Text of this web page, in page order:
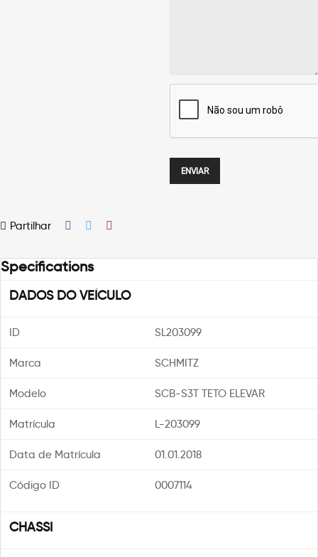
Partilhar
Specifications
DADOS DO VEÍCULO
ID SL203099
Marca SCHMITZ
Modelo SCB-S3T TETO ELEVAR
Matrícula L-203099
Data de Matrícula 01.01.2018
Código ID 0007114
CHASSI